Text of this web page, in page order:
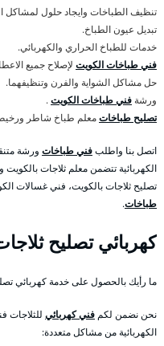
تنظيف الطباخات وايجاد حلول لمشاكل
تبديل عيون الطباخ.
خدمات للطباخ الحراري والكهربائي.
فني طباخات الكويت لإصلاح جميع
حل مشاكل الشواية والفرن وتنظيفهما.
ورشة فني طباخات الكويت.
تصليح طباخاتمعلم طباخ شاطر
اتصل بنا واطلبفني طباخات ورشة
الكهربائية تتضمن معلم ثلاجات بالكويت
تصليح ثلاجات بالكويت، فني غسالات
طباخات.
كهربائي تصليح
ما رأيك بالحصول على خدمة كهربائي
نحن نضمن لكم فني كهربائي للثلاجات
الكهربائية من مشاكل متعددة: